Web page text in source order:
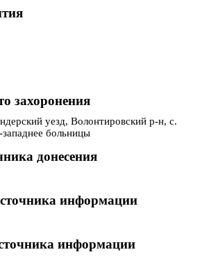
захоронения
уезд, Волонтировский р-н, с.
больницы
донесения
информации
информации